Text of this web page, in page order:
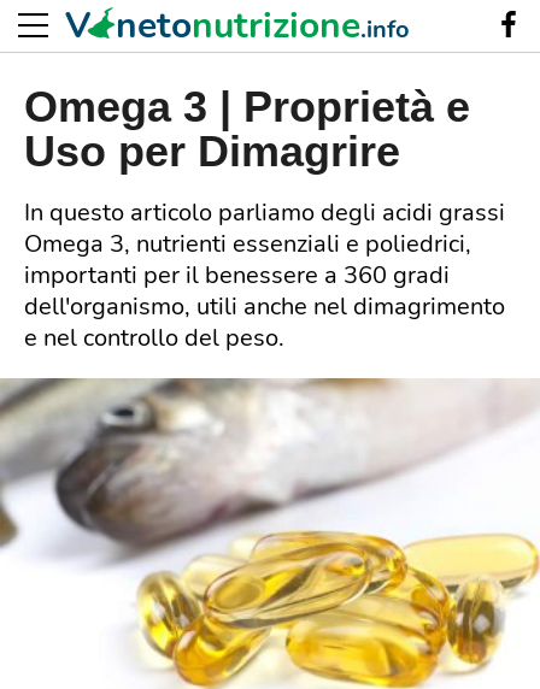
Omega 3 | Proprietà e
Uso per Dimagrire
In questo articolo parliamo degli acidi grassi
Omega 3, nutrienti essenziali e poliedrici,
importanti per il benessere a 360 gradi
dell'organismo, utili anche nel dimagrimento
e nel controllo del peso.
V netonutrizione.info